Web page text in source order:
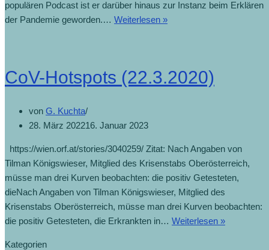
populären Podcast ist er darüber hinaus zur Instanz beim Erklären
der Pandemie geworden.… Weiterlesen »
CoV-Hotspots (22.3.2020)
von G. Kuchta
28. März 202216. Januar 2023
https://wien.orf.at/stories/3040259/ Zitat: Nach Angaben von
Tilman Königswieser, Mitglied des Krisenstabs Oberösterreich,
müsse man drei Kurven beobachten: die positiv Getesteten,
dieNach Angaben von Tilman Königswieser, Mitglied des
Krisenstabs Oberösterreich, müsse man drei Kurven beobachten:
die positiv Getesteten, die Erkrankten in… Weiterlesen »
Kategorien